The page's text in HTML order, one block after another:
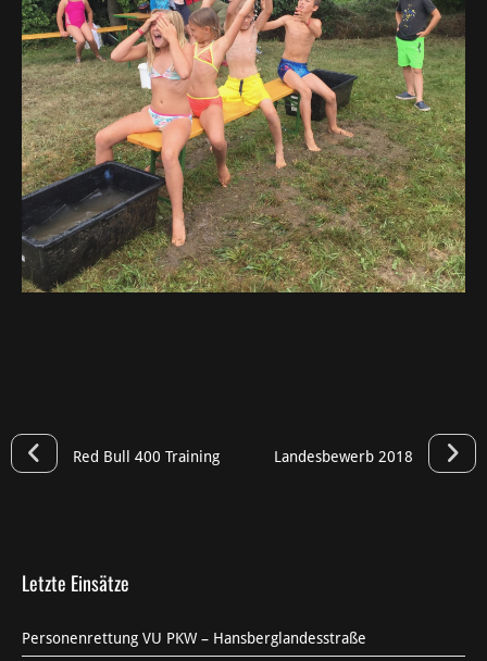
Red Bull 400 Training Landesbewerb 2018
Letzte Einsätze
Personenrettung VU PKW – Hansberglandesstraße